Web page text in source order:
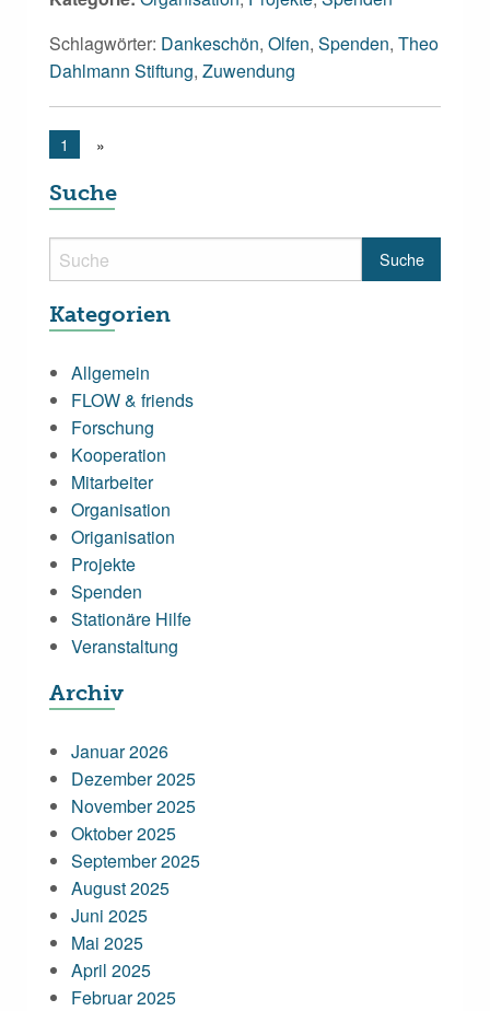
Schlagwörter: Dankeschön, Olfen, Spenden, Theo
Dahlmann Stiftung, Zuwendung
1 »
Suche
Kategorien
Allgemein
FLOW & friends
Forschung
Kooperation
Mitarbeiter
Organisation
Origanisation
Projekte
Spenden
Stationäre Hilfe
Veranstaltung
Archiv
Januar 2026
Dezember 2025
November 2025
Oktober 2025
September 2025
August 2025
Juni 2025
Mai 2025
April 2025
Februar 2025